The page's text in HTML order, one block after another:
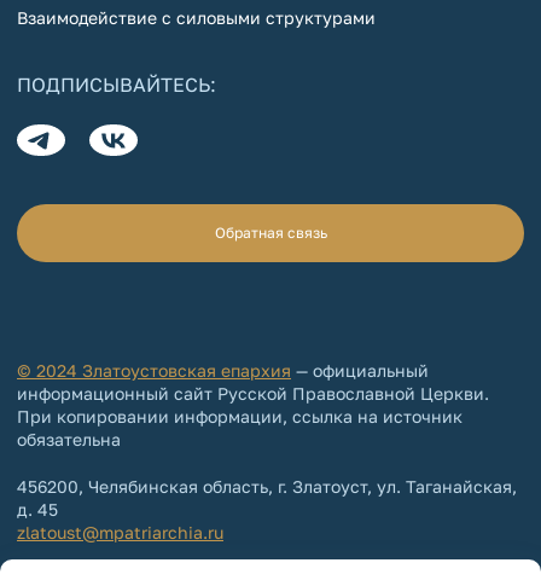
Взаимодействие с силовыми структурами
ПОДПИСЫВАЙТЕСЬ:
Обратная связь
© 2024 Златоустовская епархия — официальный
информационный сайт Русской Православной Церкви.
При копировании информации, ссылка на источник
обязательна
456200, Челябинская область, г. Златоуст, ул. Таганайская,
д. 45
zlatoust@mpatriarchia.ru